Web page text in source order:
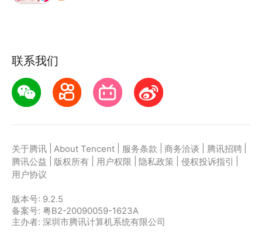
联系我们
关于腾讯 About Tencent 服务条款 商务洽谈 腾讯招聘
腾讯公益
版权所有 用户权限 隐私政策 侵权投诉指引
用户协议
版本号: 9.2.5
备案号: 粤B2-20090059-1623A
主办者: 深圳市腾讯计算机系统有限公司